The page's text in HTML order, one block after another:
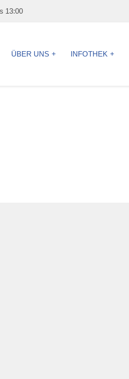
13:00
ÜBER UNS INFOTHEK